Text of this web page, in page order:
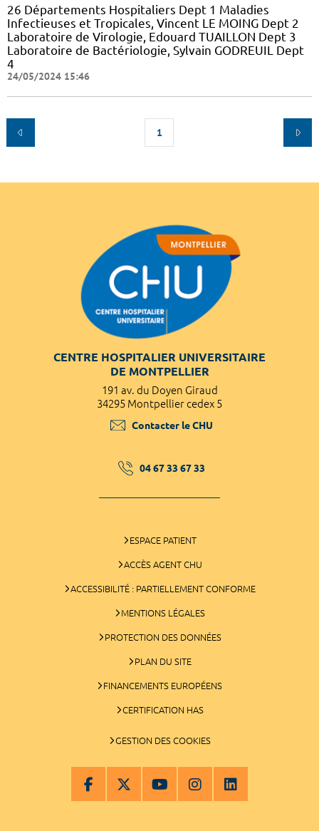
26 Départements Hospitaliers Dept 1 Maladies
Infectieuses et Tropicales, Vincent LE MOING Dept 2
Laboratoire de Virologie, Edouard TUAILLON Dept 3
Laboratoire de Bactériologie, Sylvain GODREUIL Dept
4
24/05/2024 15:46
1
CENTRE HOSPITALIER UNIVERSITAIRE
DE MONTPELLIER
191 av. du Doyen Giraud
34295 Montpellier cedex 5
Contacter le CHU
04 67 33 67 33
ESPACE PATIENT
ACCÈS AGENT CHU
ACCESSIBILITÉ : PARTIELLEMENT CONFORME
MENTIONS LÉGALES
PROTECTION DES DONNÉES
PLAN DU SITE
FINANCEMENTS EUROPÉENS
CERTIFICATION HAS
GESTION DES COOKIES